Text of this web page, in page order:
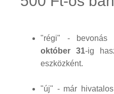
"régi" - bevonás
október 31-ig
eszközként.
"új" - már